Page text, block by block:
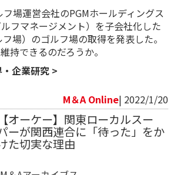
場運営会社のPGMホールディングス
ルフマネージメント）を子会社化した
場）のゴルフ場の取得を発表した。
持できるのだろうか。
・企業研究 >
M＆A Online| 2022/1/20
【オーケー】関東ローカルスー
ーが関西連合に「待った」をか
た切実な理由